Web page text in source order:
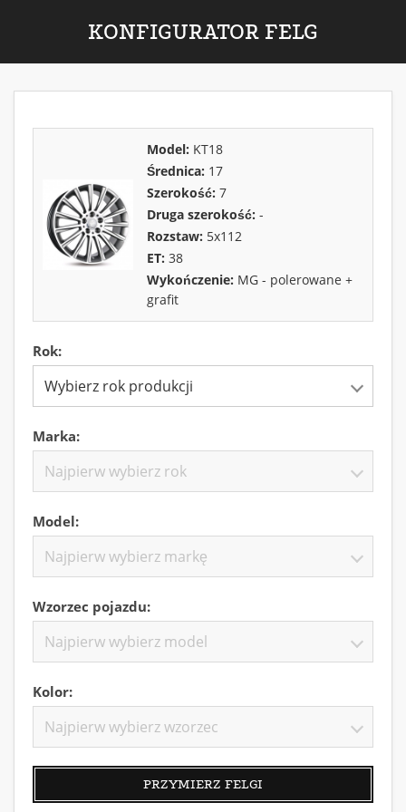
KONFIGURATOR FELG
Model: KT18
Średnica: 17
Szerokość: 7
Druga szerokość: -
Rozstaw: 5x112
ET: 38
Wykończenie: MG - polerowane +
grafit
Rok:
Wybierz rok produkcji
Marka:
Najpierw wybierz rok
Model:
Najpierw wybierz markę
Wzorzec pojazdu:
Najpierw wybierz model
Kolor:
Najpierw wybierz wzorzec
PRZYMIERZ FELGI